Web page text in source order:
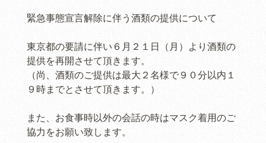
緊急事態宣言解除に伴う酒類の提供について
東京都の要請に伴い６月２１日（月）より酒類の
提供を再開させて頂きます。
（尚、酒類のご提供は最大２名様で９０分以内１
９時までとさせて頂きます。）
また、お食事時以外の会話の時はマスク着用のご
協力をお願い致します。